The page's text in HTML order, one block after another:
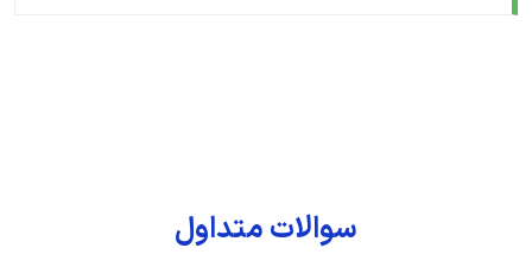
سوالات متداول